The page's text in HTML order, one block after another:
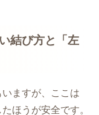
結び方と「左
ますが、ここは
ほうが安全です。